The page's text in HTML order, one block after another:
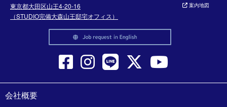
東京都大田区山王4-20-16
（STUDIO完備大森山王邸宅オフィス）
案内地図
会社概要